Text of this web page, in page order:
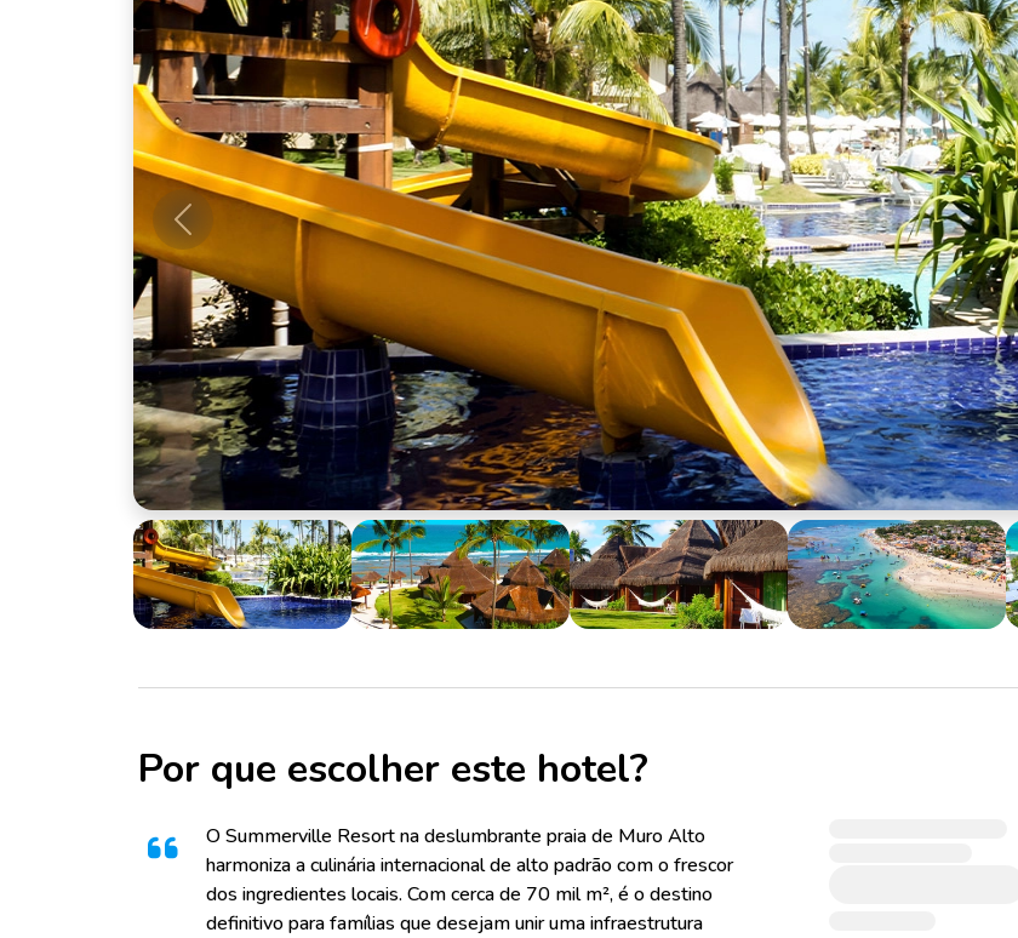
Anterior
Por que escolher este hotel?
O Summerville Resort na deslumbrante praia de Muro Alto
harmoniza a culinária internacional de alto padrão com o frescor
dos ingredientes locais. Com cerca de 70 mil m², é o destino
definitivo para famílias que desejam unir uma infraestrutura